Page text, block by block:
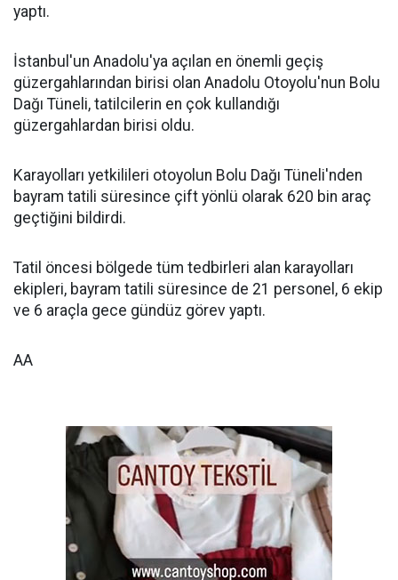
yaptı.
İstanbul'un Anadolu'ya açılan en önemli geçiş
güzergahlarından birisi olan Anadolu Otoyolu'nun Bolu
Dağı Tüneli, tatilcilerin en çok kullandığı
güzergahlardan birisi oldu.
Karayolları yetkilileri otoyolun Bolu Dağı Tüneli'nden
bayram tatili süresince çift yönlü olarak 620 bin araç
geçtiğini bildirdi.
Tatil öncesi bölgede tüm tedbirleri alan karayolları
ekipleri, bayram tatili süresince de 21 personel, 6 ekip
ve 6 araçla gece gündüz görev yaptı.
AA